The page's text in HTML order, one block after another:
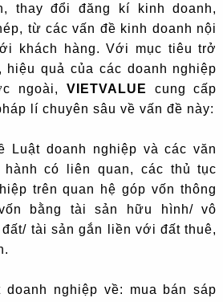
thay đổi đăng kí kinh doanh,
từ các vấn đề kinh doanh nội
khách hàng. Với mục tiêu trở
hiệu quả của các doanh nghiệp
ngoài, VIETVALUE cung cấp
lí chuyên sâu về vấn đề này:
Luật doanh nghiệp và các văn
có liên quan, các thủ tục
trên quan hệ góp vốn thông
bằng tài sản hữu hình/ vô
tài sản gắn liền với đất thuê,
nghiệp về: mua bán sáp